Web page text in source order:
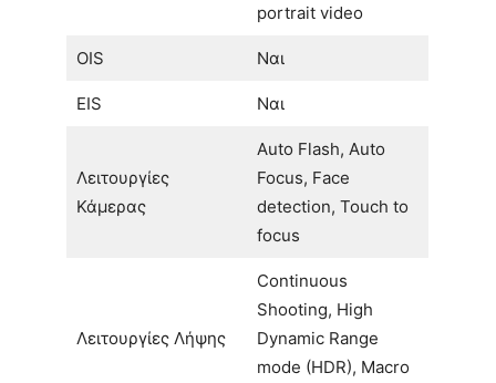
portrait video
OIS Ναι
EIS Ναι
Λειτουργίες
Κάμερας
Auto Flash, Auto
Focus, Face
detection, Touch to
focus
Λειτουργίες Λήψης
Continuous
Shooting, High
Dynamic Range
mode (HDR), Macro